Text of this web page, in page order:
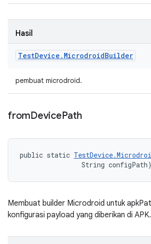
Hasil
TestDevice . MicrodroidBuilder
pembuat microdroid.
fromDevicePath
public static
                String configPath)
Membuat builder Microdroid untuk
konfigurasi payload yang diberikan di APK.